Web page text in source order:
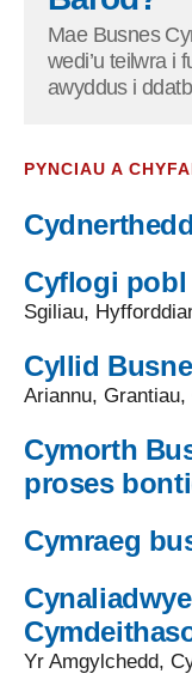
Mae Busnes
wedi’u teilwra i
awyddus i
PYNCIAU A
Cyflogi
Sgiliau,
Cyllid
Ariannu, Grantiau,
Cymorth
proses
Cymraeg
Yr Amgylchedd,